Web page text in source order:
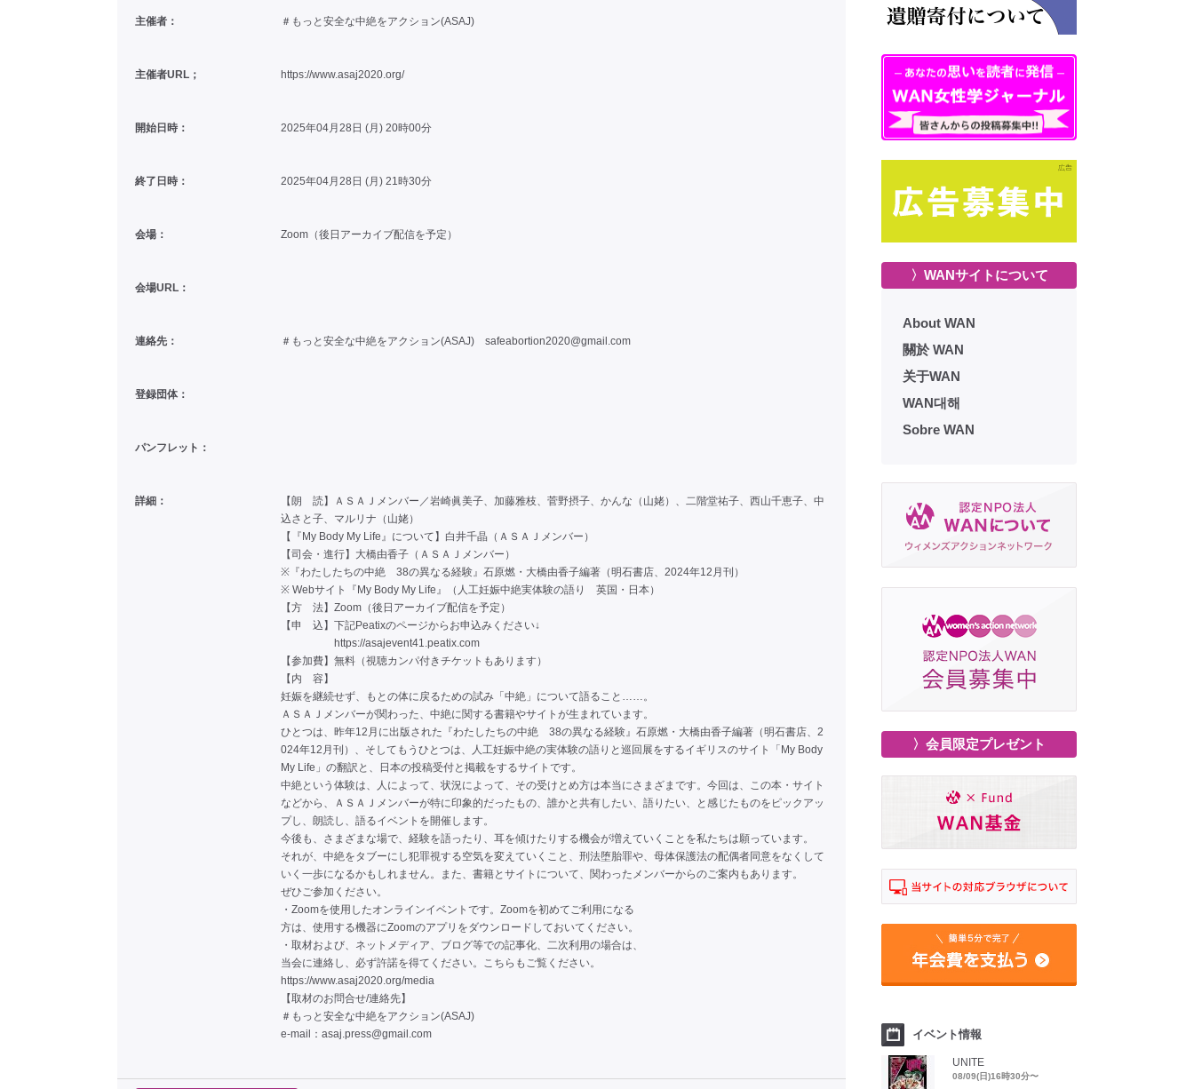
主催者： ＃もっと安全な中絶をアクション(ASAJ)
主催者URL； https://www.asaj2020.org/
開始日時： 2025年04月28日 (月) 20時00分
終了日時： 2025年04月28日 (月) 21時30分
会場： Zoom（後日アーカイブ配信を予定）
会場URL：
連絡先： ＃もっと安全な中絶をアクション(ASAJ) safeabortion2020@gmail.com
登録団体：
パンフレット：
詳細：
【朗 読】ＡＳＡＪメンバー／岩崎眞美子、加藤雅枝、菅野摂子、かんな（山姥）、二階堂祐子、西山千恵子、中
込さと子、マルリナ（山姥）
【『My Body My Life』について】白井千晶（ＡＳＡＪメンバー）
【司会・進行】大橋由香子（ＡＳＡＪメンバー）
※『わたしたちの中絶 38の異なる経験』石原燃・大橋由香子編著（明石書店、2024年12月刊）
※ Webサイト『My Body My Life』（人工妊娠中絶実体験の語り 英国・日本）
【方 法】Zoom（後日アーカイブ配信を予定）
【申 込】下記Peatixのページからお申込みください↓
https://asajevent41.peatix.com
【参加費】無料（視聴カンパ付きチケットもあります）
【内 容】
妊娠を継続せず、もとの体に戻るための試み「中絶」について語ること……。
ＡＳＡＪメンバーが関わった、中絶に関する書籍やサイトが生まれています。
ひとつは、昨年12月に出版された『わたしたちの中絶 38の異なる経験』石原燃・大橋由香子編著（明石書店、2
024年12月刊）、そしてもうひとつは、人工妊娠中絶の実体験の語りと巡回展をするイギリスのサイト「My Body
My Life」の翻訳と、日本の投稿受付と掲載をするサイトです。
中絶という体験は、人によって、状況によって、その受けとめ方は本当にさまざまです。今回は、この本・サイト
などから、ＡＳＡＪメンバーが特に印象的だったもの、誰かと共有したい、語りたい、と感じたものをピックアッ
プし、朗読し、語るイベントを開催します。
今後も、さまざまな場で、経験を語ったり、耳を傾けたりする機会が増えていくことを私たちは願っています。
それが、中絶をタブーにし犯罪視する空気を変えていくこと、刑法堕胎罪や、母体保護法の配偶者同意をなくして
いく一歩になるかもしれません。また、書籍とサイトについて、関わったメンバーからのご案内もあります。
ぜひご参加ください。
・Zoomを使用したオンラインイベントです。Zoomを初めてご利用になる
方は、使用する機器にZoomのアプリをダウンロードしておいてください。
・取材および、ネットメディア、ブログ等での記事化、二次利用の場合は、
当会に連絡し、必ず許諾を得てください。こちらもご覧ください。
https://www.asaj2020.org/media
【取材のお問合せ/連絡先】
＃もっと安全な中絶をアクション(ASAJ)
e-mail：asaj.press@gmail.com
〉WANサイトについて
About WAN
關於 WAN
关于WAN
WAN대해
Sobre WAN
〉会員限定プレゼント
イベント情報
UNITE
08/09(日)16時30分〜